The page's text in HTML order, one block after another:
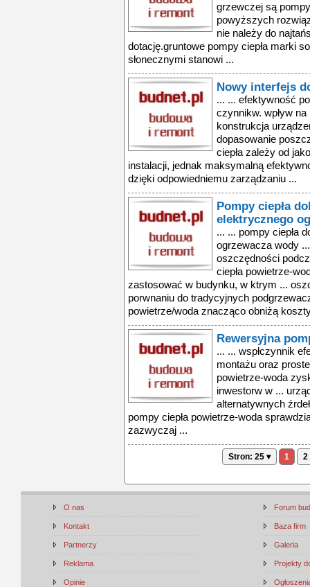
grzewczej są
powyższych
nie należy do
dotację.gruntowe pompy ciepła marki
słonecznymi stanowi ...
Nowy interfejs
... ... efektywność
czynnikw. wpływ
konstrukcja
dopasowanie
ciepła zależy od
instalacji, jednak maksymalną
dzięki odpowiedniemu zarządzaniu ...
Pompy ciepła
elektrycznego
... ... pompy ciepła
ogrzewacza wody
oszczędności
ciepła powietrze-
zastosować w budynku, w ktrym ...
porwnaniu do tradycyjnych
powietrze/woda znacząco obniżą
Rewersyjna
... ... wspłczynnik
montażu oraz
powietrze-woda
inwestorw w ...
alternatywnych
pompy ciepła powietrze-woda
zazwyczaj ...
Stron: 25 ▾ 1 2
O nas
Kontakt
Partnerzy
Reklama
Opinie
Forum
Baza firm
Galeria
Projekty